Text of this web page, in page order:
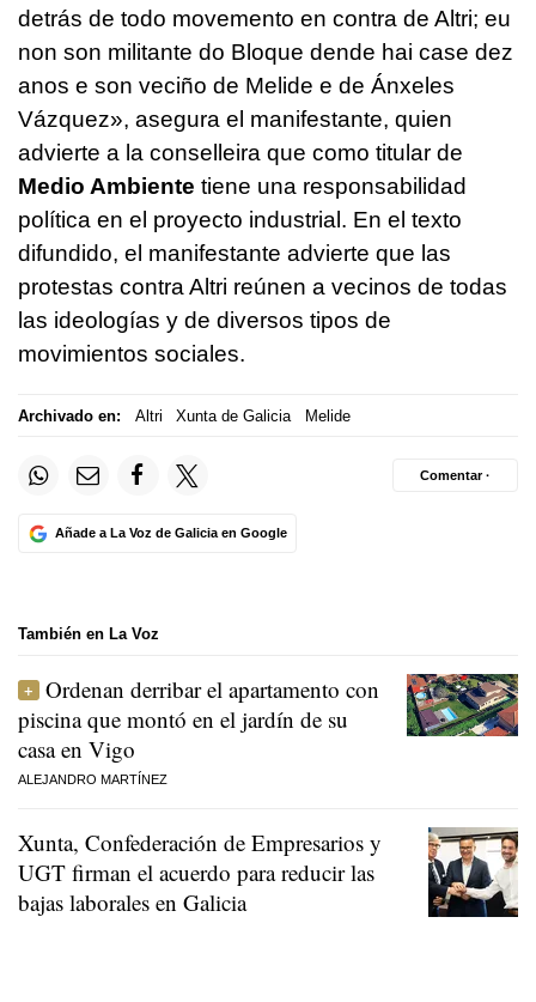
detrás de todo movemento en contra de Altri; eu
non son militante do Bloque dende hai case dez
anos e son veciño de Melide e de Ánxeles
Vázquez», asegura el manifestante, quien
advierte a la conselleira que como titular de
Medio Ambiente tiene una responsabilidad
política en el proyecto industrial. En el texto
difundido, el manifestante advierte que las
protestas contra Altri reúnen a vecinos de todas
las ideologías y de diversos tipos de
movimientos sociales.
Archivado en: Altri Xunta de Galicia Melide
Añade a La Voz de Galicia en Google
Comentar ·
También en La Voz
Ordenan derribar el apartamento con
piscina que montó en el jardín de su
casa en Vigo
ALEJANDRO MARTÍNEZ
Xunta, Confederación de Empresarios y
UGT firman el acuerdo para reducir las
bajas laborales en Galicia